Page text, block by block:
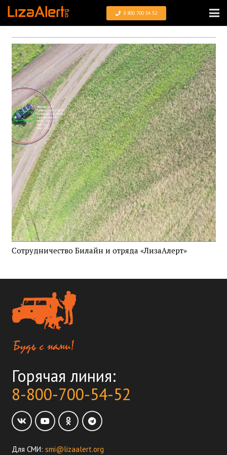
8 800 700 54 52
Сотрудничество Билайн и отряда «ЛизаАлерт»
Горячая линия:
8-800-700-54-52
Для СМИ: smi@lizaalert.org